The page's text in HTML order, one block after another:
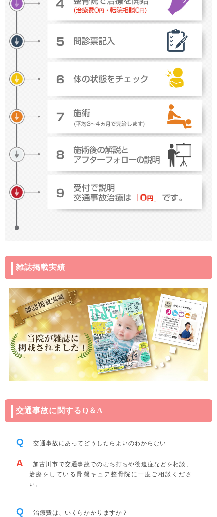
雑誌掲載実績
交通事故に関するQ＆A
Q 交通事故にあってどうしたらよいのわからない
A
加古川市で交通事故でのむち打ちや後遺症などを相談、
治療をしている骨盤キュア整骨院に一度ご相談くださ
い。
Q 治療費は、いくらかかりますか？